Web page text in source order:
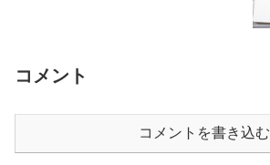
コメント
コメントを書き込む